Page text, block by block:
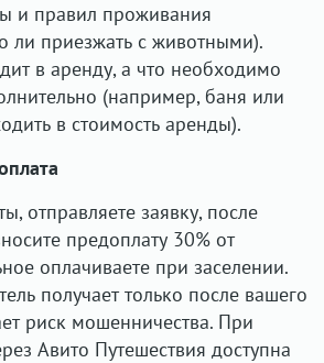
и правил проживания
ли приезжать с животными).
в аренду, а что необходимо
(например, баня или
в стоимость аренды).
отправляете заявку, после
предоплату 30% от
оплачиваете при заселении.
получает только после вашего
риск мошенничества. При
Авито Путешествия доступна